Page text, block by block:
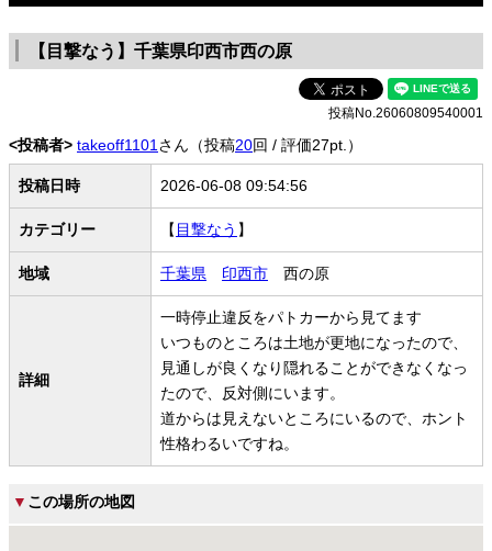
【目撃なう】千葉県印西市西の原
投稿No.26060809540001
<投稿者> takeoff1101 さん（投稿20回 / 評価27pt.）
投稿日時 2026-06-08 09:54:56
カテゴリー 【 目撃なう 】
地域 千葉県 印西市 西の原
詳細
一時停止違反をパトカーから見てます
いつものところは土地が更地になったので、
見通しが良くなり隠れることができなくなっ
たので、反対側にいます。
道からは見えないところにいるので、ホント
性格わるいですね。
▼ この場所の地図